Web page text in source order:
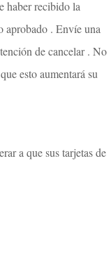
haber recibido la
aprobado . Envíe una
de cancelar . No
esto aumentará su
a que sus tarjetas de